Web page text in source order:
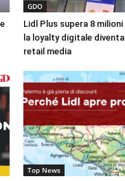
GDO
Lidl Plus supera 8
la loyalty digitale diventa
retail media
Top News